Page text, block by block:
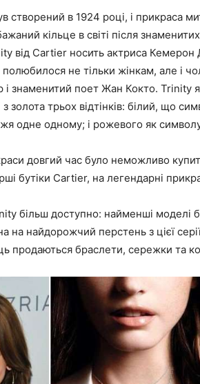
створений в 1924 році, і прикраса
кільце в світі після
від Cartier носить актриса Кемерон
не тільки жінкам, але і
і знаменитий поет Жан Кокто. Trinity
з золота трьох відтінків: білий, що
одне одному; і рожевого як
довгий час було неможливо
бутіки Cartier, на легендарні
більш доступно: найменші моделі
на найдорожчий перстень з цієї
продаються браслети, сережки та